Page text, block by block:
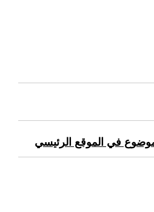
في الموقع الرئيسي